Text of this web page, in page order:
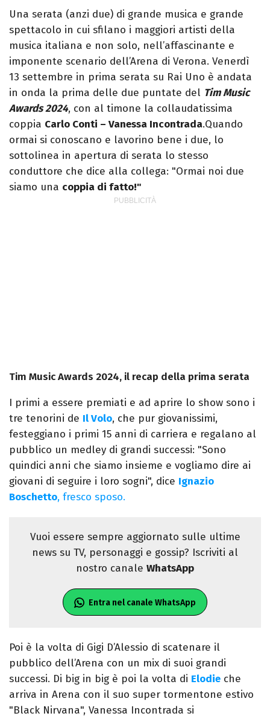
giornalista per caso. Ho scritto per
quotidiani, settimanali, siti e agenzie,
prevalentemente di cronaca e spettacoli.
Una serata (anzi due) di grande musica e grande
spettacolo in cui sfilano i maggiori artisti della
musica italiana e non solo, nell’affascinante e
imponente scenario dell’Arena di Verona. Venerdì
13 settembre in prima serata su Rai Uno è andata
in onda la prima delle due puntate del Tim Music
Awards 2024, con al timone la collaudatissima
coppia Carlo Conti – Vanessa Incontrada.Quando
ormai si conoscano e lavorino bene i due, lo
sottolinea in apertura di serata lo stesso
conduttore che dice alla collega: "Ormai noi due
siamo una coppia di fatto!"
Tim Music Awards 2024, il recap della prima serata
I primi a essere premiati e ad aprire lo show sono i
tre tenorini de Il Volo, che pur giovanissimi,
festeggiano i primi 15 anni di carriera e regalano al
pubblico un medley di grandi successi: "Sono
quindici anni che siamo insieme e vogliamo dire ai
giovani di seguire i loro sogni", dice Ignazio
Boschetto, fresco sposo.
Vuoi essere sempre aggiornato sulle ultime
news su TV, personaggi e gossip? Iscriviti al
nostro canale WhatsApp
Entra nel canale WhatsApp
Poi è la volta di Gigi D’Alessio di scatenare il
pubblico dell’Arena con un mix di suoi grandi
successi. Di big in big è poi la volta di Elodie che
arriva in Arena con il suo super tormentone estivo
"Black Nirvana", Vanessa Incontrada si